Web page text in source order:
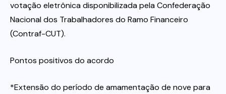
votação eletrônica disponibilizada pela Confederação
Nacional dos Trabalhadores do Ramo Financeiro
(Contraf-CUT).
Pontos positivos do acordo
*Extensão do período de amamentação de nove para